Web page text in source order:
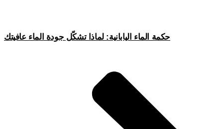
حكمة الماء اليابانية: لماذا تشكّل جودة الماء عافيتك